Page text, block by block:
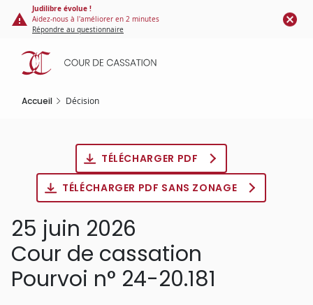
Panneau de gestion des cookies
contenu
principal
Judilibre évolue !
Aidez-nous à l'améliorer en 2 minutes
Répondre au questionnaire
Accueil Décision
TÉLÉCHARGER PDF
TÉLÉCHARGER PDF SANS ZONAGE
25 juin 2026
Cour de cassation
Pourvoi n° 24-20.181